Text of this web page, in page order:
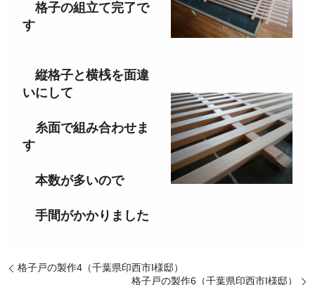
格子の組立て完了で
す
縦格子と横桟を面違
いにして
糸面で組み合わせま
す
本数が多いので
手間がかかりました
格子戸の製作4（千葉県印西市I様邸）
格子戸の製作6（千葉県印西市I様邸）